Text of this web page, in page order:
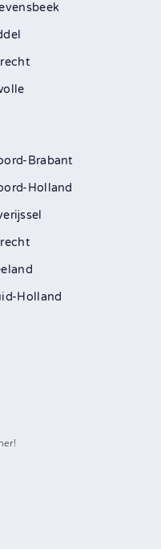
Brabant
Holland
Holland